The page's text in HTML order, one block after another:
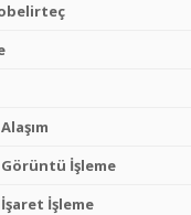
İşleme
İşleme